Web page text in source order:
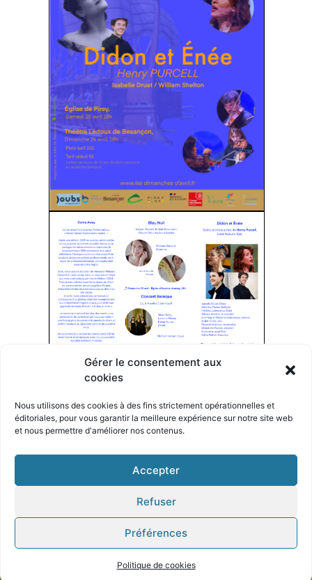
Gérer le consentement aux
cookies
Nous utilisons des cookies à des fins strictement opérationnelles et
éditoriales, pourvous garantir la meilleure expérience sur notre site web
et nous permettre d'améliorer nos contenus.
Accepter
Refuser
Préférences
Politique de cookies
© Tous droits réservé Textes et images - Crédits Photo extérieur : Eric
Pixels & Code / Digitale Deluxe​​